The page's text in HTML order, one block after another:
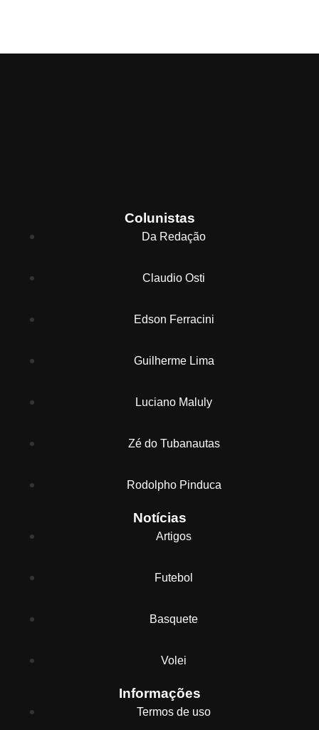
Colunistas
Da Redação
Claudio Osti
Edson Ferracini
Guilherme Lima
Luciano Maluly
Zé do Tubanautas
Rodolpho Pinduca
Notícias
Artigos
Futebol
Basquete
Volei
Informações
Termos de uso